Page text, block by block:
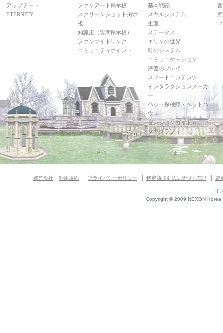
アップデート
ETERNITY
ファンアート掲示板
スクリーンショット掲示
板
知識王（質問掲示板）
ファンサイトリンク
コミュニティポイント
基本戦闘
スキルシステム
生産
ステータス
エリンの世界
町のシステム
コミュニケーション
序盤のプレイ
スマートコンテンツ
インタラクションメーカ
ー
ペット探検隊・ペットハ
ウス
ダンジョンガイド
マギグラフィ
運営会社 利用規約 プライバシーポリシー 特定商取引法に基づく表記 資
オ
Copyright © 2009 NEXON Korea